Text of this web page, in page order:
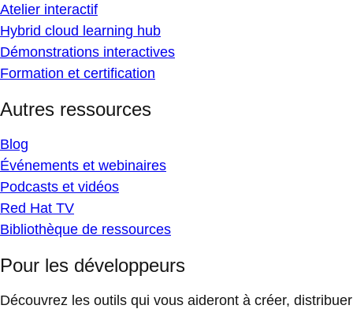
Atelier interactif
Hybrid cloud learning hub
Démonstrations interactives
Formation et certification
Autres ressources
Blog
Événements et webinaires
Podcasts et vidéos
Red Hat TV
Bibliothèque de ressources
Pour les développeurs
Découvrez les outils qui vous aideront à créer, distribuer